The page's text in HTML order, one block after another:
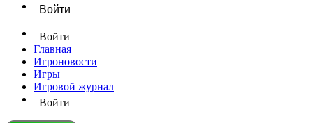
Войти
Войти
Главная
Игроновости
Игры
Игровой журнал
Войти